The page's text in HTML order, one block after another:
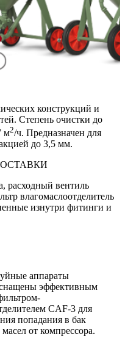
конструкций и
Степень очистки до
м2/ч. Предназначен для
до 3,5 мм.
расходный вентиль
влагомаслоотделитель
изнутри фитинги и
аппараты
эффективным
CAF-3 для
попадания в бак
от компрессора.